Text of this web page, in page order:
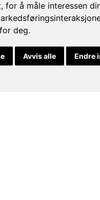
, for å måle interessen
deg.
Avvis alle Endre
fremmer